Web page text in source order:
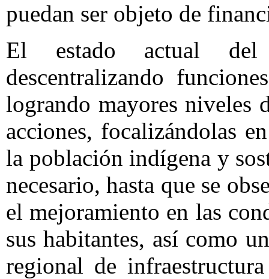
puedan ser objeto de
El estado actual del
descentralizando
logrando mayores niveles
acciones, focalizándolas
la población indígena y
necesario, hasta que se
el mejoramiento en las
sus habitantes, así como
regional de